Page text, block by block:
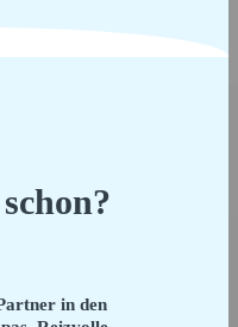
in den